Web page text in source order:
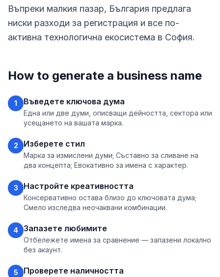
Въпреки малкия пазар, България предлага
ниски разходи за регистрация и все по-
активна технологична екосистема в София.
How to generate a business name
1 Въведете ключова дума
Една или две думи, описващи дейността, сектора или
усещането на вашата марка.
2 Изберете стил
Марка за измислени думи; Съставно за сливане на
два концепта; Евокативно за имена с характер.
3 Настройте креативността
Консервативно остава близо до ключовата дума;
Смело изследва неочаквани комбинации.
4 Запазете любимите
Отбележете имена за сравнение — запазени локално
без акаунт.
5 Проверете наличността